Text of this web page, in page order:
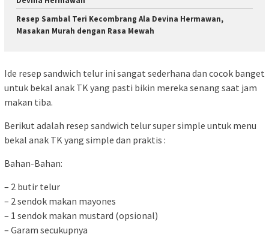
Resep Sambal Teri Kecombrang Ala Devina Hermawan,
Masakan Murah dengan Rasa Mewah
Ide resep sandwich telur ini sangat sederhana dan cocok banget
untuk bekal anak TK yang pasti bikin mereka senang saat jam
makan tiba.
Berikut adalah resep sandwich telur super simple untuk menu
bekal anak TK yang simple dan praktis :
Bahan-Bahan:
– 2 butir telur
– 2 sendok makan mayones
– 1 sendok makan mustard (opsional)
– Garam secukupnya